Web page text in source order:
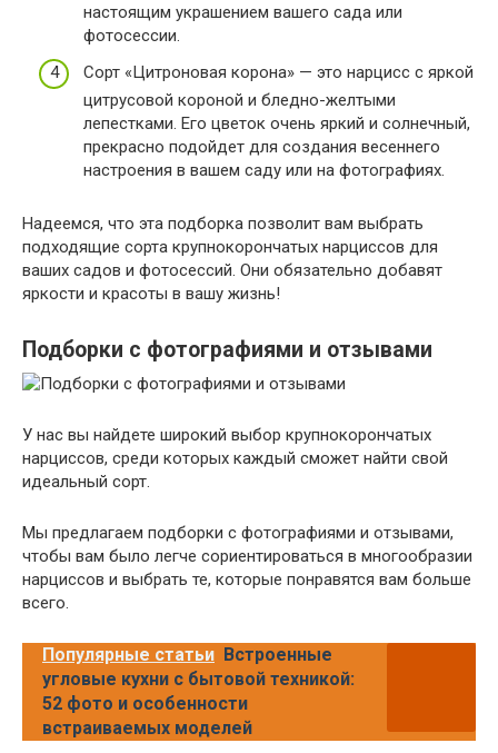
настоящим украшением вашего сада или
фотосессии.
Сорт «Цитроновая корона» — это нарцисс с яркой
цитрусовой короной и бледно-желтыми
лепестками. Его цветок очень яркий и солнечный,
прекрасно подойдет для создания весеннего
настроения в вашем саду или на фотографиях.
Надеемся, что эта подборка позволит вам выбрать
подходящие сорта крупнокорончатых нарциссов для
ваших садов и фотосессий. Они обязательно добавят
яркости и красоты в вашу жизнь!
Подборки с фотографиями и отзывами
У нас вы найдете широкий выбор крупнокорончатых
нарциссов, среди которых каждый сможет найти свой
идеальный сорт.
Мы предлагаем подборки с фотографиями и отзывами,
чтобы вам было легче сориентироваться в многообразии
нарциссов и выбрать те, которые понравятся вам больше
всего.
Популярные статьи Встроенные
угловые кухни с бытовой техникой:
52 фото и особенности
встраиваемых моделей